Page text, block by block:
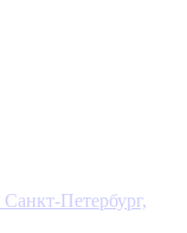
Санкт-Петербург,